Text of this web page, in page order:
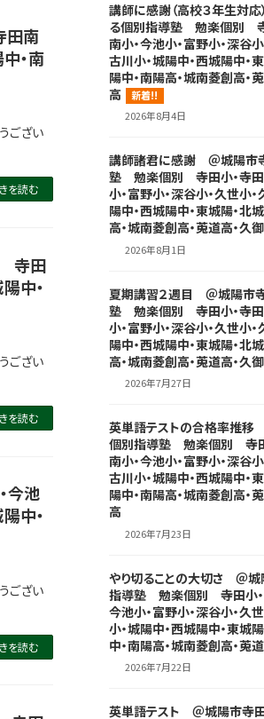
田南
・南
ござい
を読む
寺田
中・
ござい
を読む
今池
中・
ござい
を読む
講師に感謝（高校３年生対
る個別指導塾 勉楽個別 寺
南小・今池小・富野小・深谷
古川小・城陽中・西城陽中・
陽中・南陽高・城南菱創高・
高
新着!!
2026年8月4日
講師諸君に感謝 ＠城陽市
塾 勉楽個別 寺田小・寺田
小・富野小・深谷小・久世小
陽中・西城陽中・東城陽・北
高・城南菱創高・莵道高・久
2026年8月1日
夏期講習２週目 ＠城陽市
塾 勉楽個別 寺田小・寺田
小・富野小・深谷小・久世小
陽中・西城陽中・東城陽・北
高・城南菱創高・莵道高・久
2026年7月27日
英単語テストの合格率推
個別指導塾 勉楽個別 寺田
南小・今池小・富野小・深谷
古川小・城陽中・西城陽中・
陽中・南陽高・城南菱創高・
高
2026年7月23日
やり切ることの大切さ ＠
指導塾 勉楽個別 寺田小・
今池小・富野小・深谷小・久
小・城陽中・西城陽中・東城
中・南陽高・城南菱創高・莵
2026年7月22日
英単語テスト ＠城陽市寺